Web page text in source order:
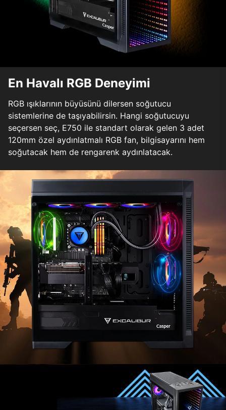
En Havalı RGB Deneyimi
RGB ışıklarının büyüsünü dilersen soğutucu
sistemlerine de taşıyabilirsin. Hangi soğutucuyu
seçersen seç, E750 ile standart olarak gelen 3 adet
120mm özel aydınlatmalı RGB fan, bilgisayarını hem
soğutacak hem de rengarenk aydınlatacak.